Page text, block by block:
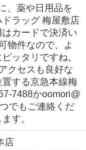
、薬や日用品を
ラッグ 梅屋敷店
カードで決済い
物件なので、よ
ッタリですね。
クセスも良好な
する京急本線梅
7488かoomori@
でもご連絡くだ
す。
店